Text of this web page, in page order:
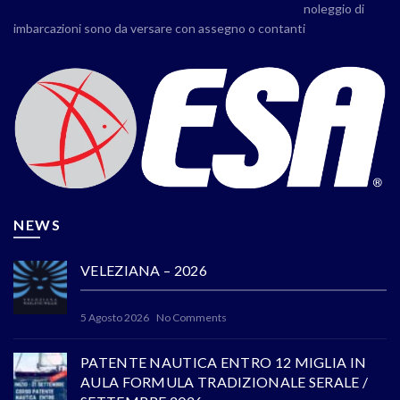
noleggio di
imbarcazioni sono da versare con assegno o contanti
NEWS
VELEZIANA – 2026
5 Agosto 2026 No Comments
PATENTE NAUTICA ENTRO 12 MIGLIA IN
AULA FORMULA TRADIZIONALE SERALE /